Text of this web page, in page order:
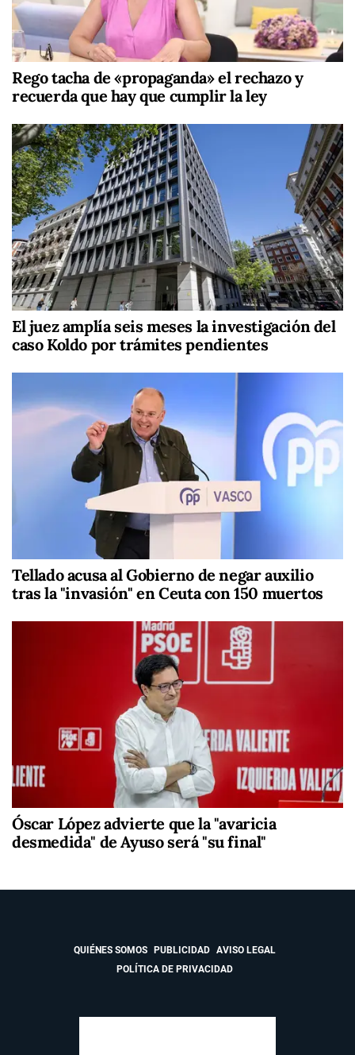
Rego tacha de «propaganda» el rechazo y
recuerda que hay que cumplir la ley
El juez amplía seis meses la investigación del
caso Koldo por trámites pendientes
Tellado acusa al Gobierno de negar auxilio
tras la "invasión" en Ceuta con 150 muertos
Óscar López advierte que la "avaricia
desmedida" de Ayuso será "su final"
QUIÉNES SOMOS PUBLICIDAD
AVISO LEGAL
POLÍTICA DE PRIVACIDAD